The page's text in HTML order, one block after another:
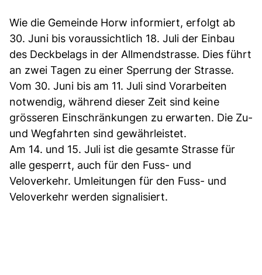
Wie die Gemeinde Horw informiert, erfolgt ab
30. Juni bis voraussichtlich 18. Juli der Einbau
des Deckbelags in der Allmendstrasse. Dies führt
an zwei Tagen zu einer Sperrung der Strasse.
Vom 30. Juni bis am 11. Juli sind Vorarbeiten
notwendig, während dieser Zeit sind keine
grösseren Einschränkungen zu erwarten. Die Zu-
und Wegfahrten sind gewährleistet.
Am 14. und 15. Juli ist die gesamte Strasse für
alle gesperrt, auch für den Fuss- und
Veloverkehr. Umleitungen für den Fuss- und
Veloverkehr werden signalisiert.